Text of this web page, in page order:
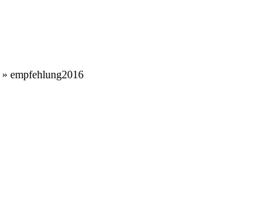
» empfehlung2016